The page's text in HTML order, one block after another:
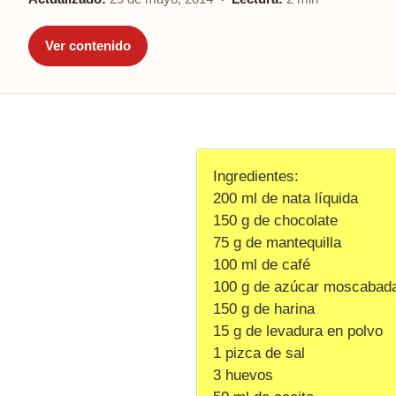
Ver contenido
Ingredientes:
200 ml de nata líquida
150 g de chocolate
75 g de mantequilla
100 ml de café
100 g de azúcar
150 g de harina
15 g de levadura en polvo
1 pizca de sal
3 huevos